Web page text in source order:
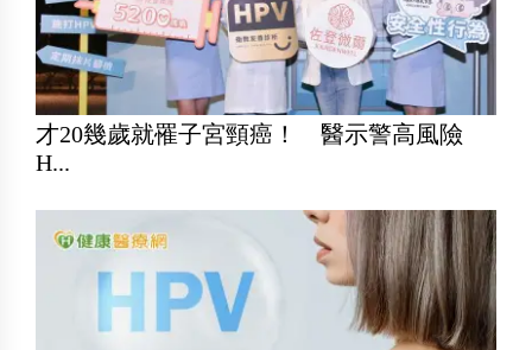
才20幾歲就罹子宮頸癌！ 醫示警高風險
H...